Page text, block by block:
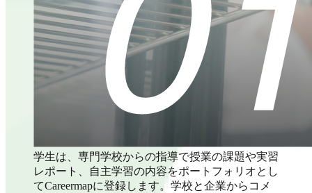
学生は、専門学校からの指導で授業の課題や実習
レポート、自主学習の内容をポートフォリオとし
てCareermapに登録します。学校と企業からコメ